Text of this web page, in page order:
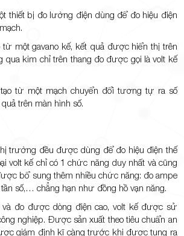
thiết bị đo lường điện dùng để đo hiệu điện
một gavano kế, kết quả được hiển thị trên
qua kim chỉ trên thang đo được gọi là volt kế
tạo từ một mạch chuyển đổi tương tự ra số
trên màn hình số.
trường đều được dùng để đo hiệu điện thế
volt kế chỉ có 1 chức năng duy nhất và cũng
bổ sung thêm nhiều chức năng: đo ampe
tần số,… chẳng hạn như đồng hồ vạn năng.
và đo được dòng điện cao, volt kế được sử
nghiệp. Được sản xuất theo tiêu chuẩn an
giám định kĩ càng trước khi được tung ra